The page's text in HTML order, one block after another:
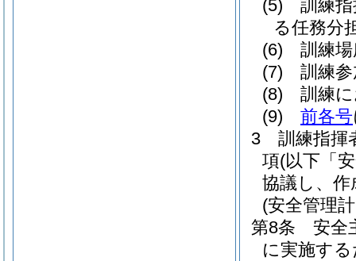
(5)
訓練
る任務分
(6)
訓練
(7)
訓練
(8)
訓練
(9)
前各号
3
訓練指揮
項(以下「
協議し、
(安全管理
第8条
安全
に実施す